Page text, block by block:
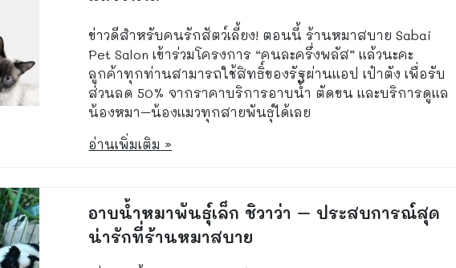
ข่าวดีสำหรับคนรักสัตว์เลี้ยง! ตอนนี้ ร้านหมาสบาย Sabai
Pet Salon เข้าร่วมโครงการ “คนละครึ่งพลัส” แล้วนะคะ
ลูกค้าทุกท่านสามารถใช้สิทธิ์ของรัฐผ่านแอป เป๋าตัง เพื่อรับ
ส่วนลด 50% จากราคาบริการอาบน้ำ ตัดขน และบริการดูแล
น้องหมา–น้องแมวทุกสายพันธุ์ได้เลย
อ่านเพิ่มเติม »
อาบน้ำหมาพันธุ์เล็ก ชิวาว่า – ประสบการณ์สุด
น่ารักที่ร้านหมาสบาย